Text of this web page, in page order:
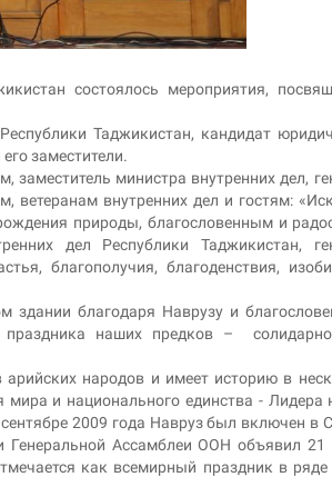
состоялось мероприятия,
Таджикистан, кандидат
заместители.
заместитель министра внутренних дел,
внутренних дел и гостям:
природы, благословенным и
дел Республики Таджикистан,
благополучия, благоденствия,
здании благодаря Наврузу и
праздника наших предков –
народов и имеет историю в
и национального единства - Лидера
2009 года Навруз был включен в
Ассамблеи ООН объявил 21
как всемирный праздник в ряде